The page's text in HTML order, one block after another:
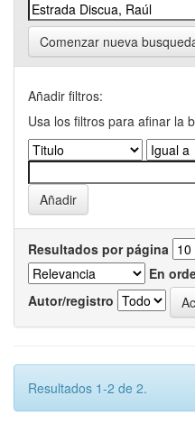
Comenzar nueva
Añadir filtros:
Usa los filtros para afinar la
Resultados por página
En
Autor/registro
Resultados 1-2 de 2.